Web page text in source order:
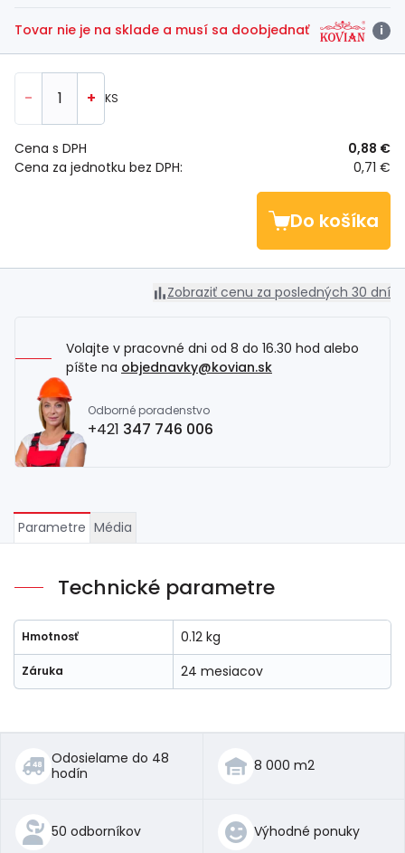
Tovar nie je na sklade a musí sa doobjednať i
- + KS
Cena za jednotku bez DPH: 0,71 €
Cena s DPH 0,88 €
Do košíka
Zobraziť cenu za posledných 30 dní
Volajte v pracovné dni od 8 do 16.30 hod alebo
píšte na objednavky@kovian.sk
Odborné poradenstvo
+421 347 746 006
Parametre Média
Technické parametre
Hmotnosť 0.12 kg
Záruka 24 mesiacov
Odosielame do 48
hodín
8 000 m2
50 odborníkov Výhodné ponuky